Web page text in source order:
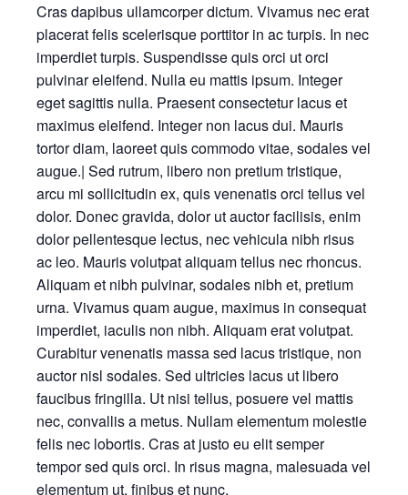
Cras dapibus ullamcorper dictum. Vivamus nec erat
placerat felis scelerisque porttitor in ac turpis. In nec
imperdiet turpis. Suspendisse quis orci ut orci
pulvinar eleifend. Nulla eu mattis ipsum. Integer
eget sagittis nulla. Praesent consectetur lacus et
maximus eleifend. Integer non lacus dui. Mauris
tortor diam, laoreet quis commodo vitae, sodales vel
augue.| Sed rutrum, libero non pretium tristique,
arcu mi sollicitudin ex, quis venenatis orci tellus vel
dolor. Donec gravida, dolor ut auctor facilisis, enim
dolor pellentesque lectus, nec vehicula nibh risus
ac leo. Mauris volutpat aliquam tellus nec rhoncus.
Aliquam et nibh pulvinar, sodales nibh et, pretium
urna. Vivamus quam augue, maximus in consequat
imperdiet, iaculis non nibh. Aliquam erat volutpat.
Curabitur venenatis massa sed lacus tristique, non
auctor nisl sodales. Sed ultricies lacus ut libero
faucibus fringilla. Ut nisi tellus, posuere vel mattis
nec, convallis a metus. Nullam elementum molestie
felis nec lobortis. Cras at justo eu elit semper
tempor sed quis orci. In risus magna, malesuada vel
elementum ut, finibus et nunc.